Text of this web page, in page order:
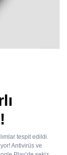
tespit edildi.
Antivirüs ve